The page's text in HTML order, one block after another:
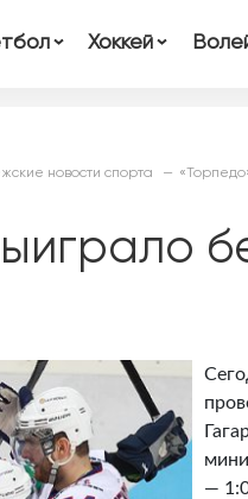
Хоккей
новости спорта
—